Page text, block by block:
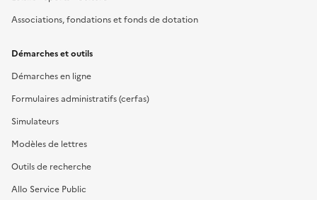
Associations, fondations et fonds de dotation
Démarches et outils
Démarches en ligne
Formulaires administratifs (cerfas)
Simulateurs
Modèles de lettres
Outils de recherche
Allo Service Public